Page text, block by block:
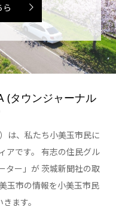
(タウンジャーナル
は、私たち小美玉市民に
アです。 有志の住民グル
ター」が 茨城新聞社の取
玉市の情報を小美玉市民
ます。